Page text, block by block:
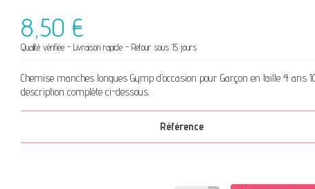
8,50 €
Qualité vérifiée - Livraison rapide - Retour sous 15 jours
Chemise manches longues Gymp d’occasion pour Garçon en taille 4 ans
description complète ci-dessous.
Référence